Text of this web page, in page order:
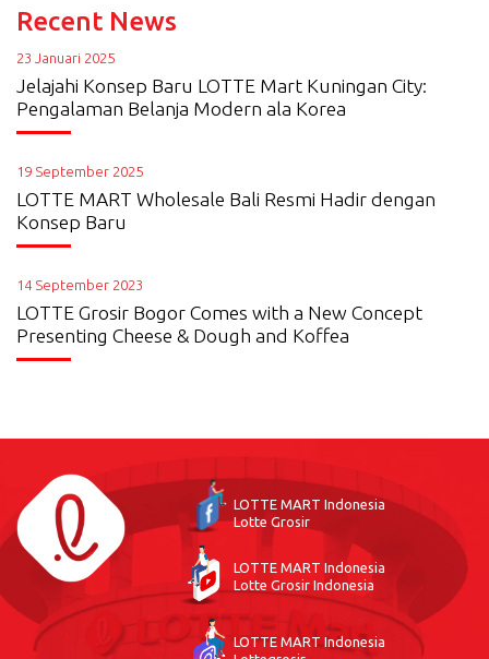
Recent News
23 Januari 2025
Jelajahi Konsep Baru LOTTE Mart Kuningan City:
Pengalaman Belanja Modern ala Korea
19 September 2025
LOTTE MART Wholesale Bali Resmi Hadir dengan
Konsep Baru
14 September 2023
LOTTE Grosir Bogor Comes with a New Concept
Presenting Cheese & Dough and Koffea
LOTTE MART Indonesia
Lotte Grosir
LOTTE MART Indonesia
Lotte Grosir Indonesia
LOTTE MART Indonesia